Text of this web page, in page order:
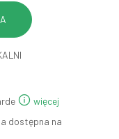
więcej
dostępna na